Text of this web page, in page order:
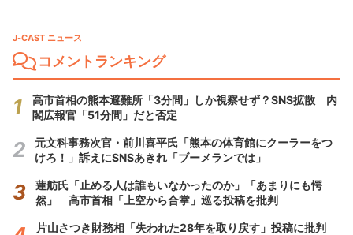
J-CAST ニュース
コメントランキング
高市首相の熊本避難所「3分間」しか視察せず？SNS拡散 内
閣広報官「51分間」だと否定
元文科事務次官・前川喜平氏「熊本の体育館にクーラーをつ
けろ！」訴えにSNSあきれ「ブーメランでは」
蓮舫氏「止める人は誰もいなかったのか」「あまりにも愕
然」 高市首相「上空から合掌」巡る投稿を批判
片山さつき財務相「失われた28年を取り戻す」投稿に批判